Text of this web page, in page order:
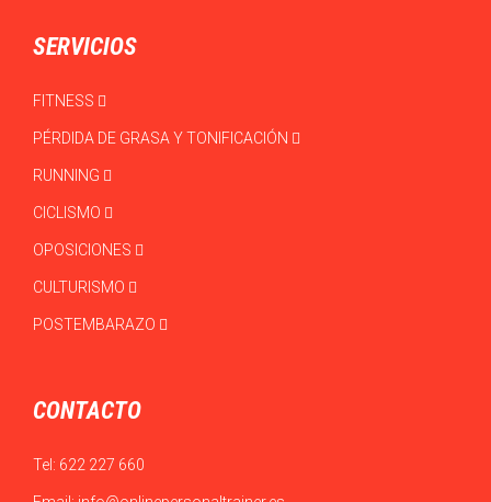
SERVICIOS
FITNESS
PÉRDIDA DE GRASA Y TONIFICACIÓN
RUNNING
CICLISMO
OPOSICIONES
CULTURISMO
POSTEMBARAZO
CONTACTO
Tel: 622 227 660